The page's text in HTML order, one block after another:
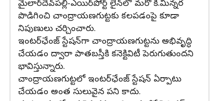
మైలార్‌దేవ్‌పల్లి-ఎయిర్‌పోర్ట్ లైన్‌లో మరో కి.మీన్నర
పొడిగించి చాంద్రాయణగుట్టకు కలపడంపై కూడా
నిపుణులు చర్చించారు.
ఇంటర్‌ఛేంజ్ స్టేషన్‌గా చాంద్రాయణగుట్టను అభివృద్ధి
చేయడం ద్వారా పాతబస్తీకి కనెక్టివిటీ పెరుగుతుందని
భావిస్తున్నారు.
చాంద్రాయణగుట్టలో ఇంటర్‌ఛేంజ్ స్టేషన్‌ ఏర్పాటు
చేయడం అంత సులువైన పని కాదు.